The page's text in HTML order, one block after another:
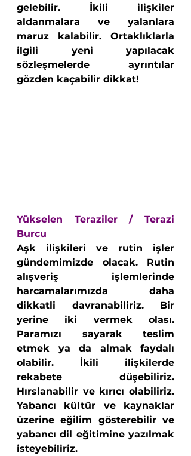
gelebilir. İkili ilişkiler
aldanmalara ve yalanlara
maruz kalabilir. Ortaklıklarla
ilgili yeni yapılacak
sözleşmelerde ayrıntılar
gözden kaçabilir dikkat!
Yükselen Teraziler / Terazi
Burcu
Aşk ilişkileri ve rutin işler
gündemimizde olacak. Rutin
alışveriş işlemlerinde
harcamalarımızda daha
dikkatli davranabiliriz. Bir
yerine iki vermek olası.
Paramızı sayarak teslim
etmek ya da almak faydalı
olabilir. İkili ilişkilerde
rekabete düşebiliriz.
Hırslanabilir ve kırıcı olabiliriz.
Yabancı kültür ve kaynaklar
üzerine eğilim gösterebilir ve
yabancı dil eğitimine yazılmak
isteyebiliriz.